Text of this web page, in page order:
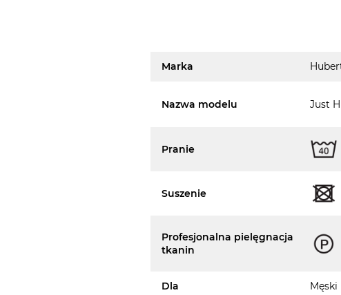
Marka
Nazwa modelu Just
Pranie
Suszenie
Profesjonalna pielęgnacja
tkanin
Dla Męski